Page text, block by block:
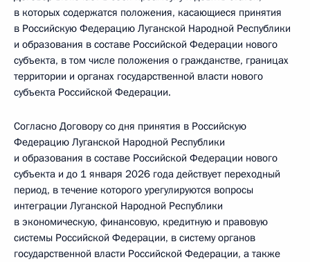
в которых содержатся положения, касающиеся принятия
в Российскую Федерацию Луганской Народной Республики
и образования в составе Российской Федерации нового
субъекта, в том числе положения о гражданстве, границах
территории и органах государственной власти нового
субъекта Российской Федерации.
Согласно Договору со дня принятия в Российскую
Федерацию Луганской Народной Республики
и образования в составе Российской Федерации нового
субъекта и до 1 января 2026 года действует переходный
период, в течение которого урегулируются вопросы
интеграции Луганской Народной Республики
в экономическую, финансовую, кредитную и правовую
системы Российской Федерации, в систему органов
государственной власти Российской Федерации, а также